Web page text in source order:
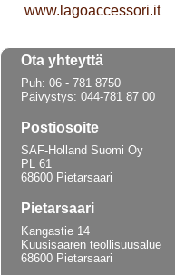
www.lagoaccessori.it
Ota yhteyttä
Puh: 06 - 781 8750
Päivystys: 044-781 87 00
Postiosoite
SAF-Holland Suomi Oy
PL 61
68600 Pietarsaari
Pietarsaari
Kangastie 14
Kuusisaaren teollisuusalue
68600 Pietarsaari